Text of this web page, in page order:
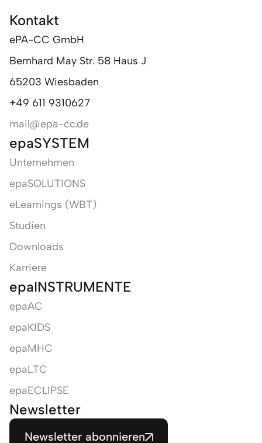
Kontakt
ePA-CC GmbH
Bernhard May Str. 58 Haus J
65203 Wiesbaden
+49 611 9310627
mail@epa-cc.de
epaSYSTEM
Unternehmen
epaSOLUTIONS
eLearnings (WBT)
Studien
Downloads
Karriere
epaINSTRUMENTE
epaAC
epaKIDS
epaMHC
epaLTC
epaECLIPSE
Newsletter
Newsletter abonnieren